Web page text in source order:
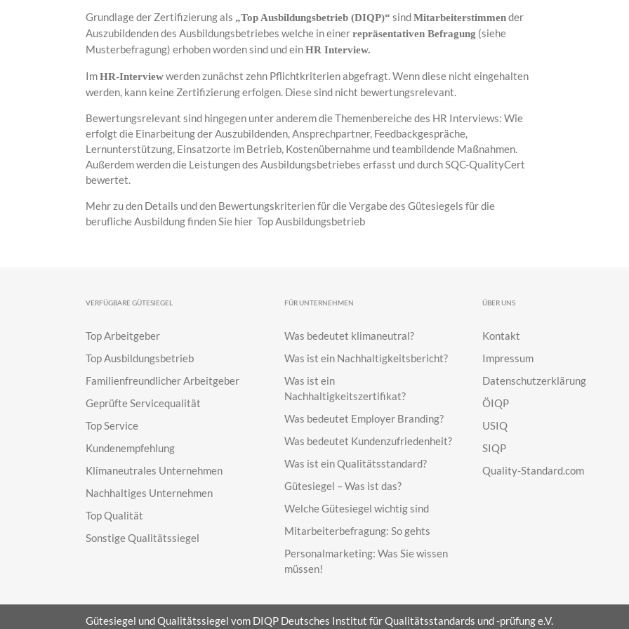
Grundlage der Zertifizierung als „Top Ausbildungsbetrieb (DIQP)“ sindMitarbeiterstimmender
Auszubildenden des Ausbildungsbetriebes welche in einerrepräsentativen Befragung (siehe
Musterbefragung) erhoben worden sind und einHR Interview.
ImHR-Interviewwerden zunächst zehn Pflichtkriterien abgefragt. Wenn diese nicht eingehalten
werden, kann keine Zertifizierung erfolgen. Diese sind nicht bewertungsrelevant.
Bewertungsrelevant sind hingegen unter anderem die Themenbereiche des HR Interviews: Wie
erfolgt die Einarbeitung der Auszubildenden, Ansprechpartner, Feedbackgespräche,
Lernunterstützung, Einsatzorte im Betrieb, Kostenübernahme und teambildende Maßnahmen.
Außerdem werden die Leistungen des Ausbildungsbetriebes erfasst und durch SQC-QualityCert
bewertet.
Mehr zu den Details und den Bewertungskriterien für die Vergabe des Gütesiegels für die
berufliche Ausbildung finden Sie hier Top Ausbildungsbetrieb
VERFÜGBARE GÜTESIEGEL
Top Arbeitgeber
Top Ausbildungsbetrieb
Familienfreundlicher Arbeitgeber
Geprüfte Servicequalität
Top Service
Kundenempfehlung
Klimaneutrales Unternehmen
Nachhaltiges Unternehmen
Top Qualität
Sonstige Qualitätssiegel
FÜR UNTERNEHMEN
Was bedeutet klimaneutral?
Was ist ein Nachhaltigkeitsbericht?
Was ist ein
Nachhaltigkeitszertifikat?
Was bedeutet Employer Branding?
Was bedeutet Kundenzufriedenheit?
Was ist ein Qualitätsstandard?
Gütesiegel – Was ist das?
Welche Gütesiegel wichtig sind
Mitarbeiterbefragung: So gehts
Personalmarketing: Was Sie wissen
müssen!
ÜBER UNS
Kontakt
Impressum
Datenschutzerklärung
ÖIQP
USIQ
SIQP
Quality-Standard.com
Gütesiegel und Qualitätssiegel vom DIQP Deutsches Institut für Qualitätsstandards und -prüfung e.V.